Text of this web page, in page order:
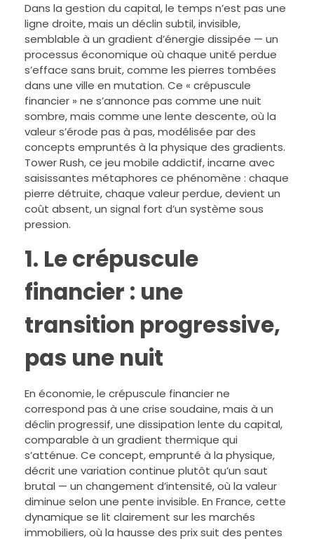
Dans la gestion du capital, le temps n’est pas une
ligne droite, mais un déclin subtil, invisible,
semblable à un gradient d’énergie dissipée — un
processus économique où chaque unité perdue
s’efface sans bruit, comme les pierres tombées
dans une ville en mutation. Ce « crépuscule
financier » ne s’annonce pas comme une nuit
sombre, mais comme une lente descente, où la
valeur s’érode pas à pas, modélisée par des
concepts empruntés à la physique des gradients.
Tower Rush, ce jeu mobile addictif, incarne avec
saisissantes métaphores ce phénomène : chaque
pierre détruite, chaque valeur perdue, devient un
coût absent, un signal fort d’un système sous
pression.
1. Le crépuscule
financier : une
transition progressive,
pas une nuit
En économie, le crépuscule financier ne
correspond pas à une crise soudaine, mais à un
déclin progressif, une dissipation lente du capital,
comparable à un gradient thermique qui
s’atténue. Ce concept, emprunté à la physique,
décrit une variation continue plutôt qu’un saut
brutal — un changement d’intensité, où la valeur
diminue selon une pente invisible. En France, cette
dynamique se lit clairement sur les marchés
immobiliers, où la hausse des prix suit des pentes